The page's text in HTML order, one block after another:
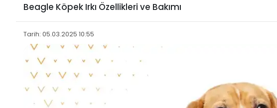
Beagle Köpek Irkı Özellikleri ve Bakımı
Tarih: 05.03.2025 10:55